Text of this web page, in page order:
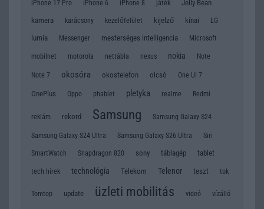
iPhone 17 Pro iPhone 6 iPhone 8 játék
Jelly Bean
kamera
karácsony kezelőfelület kijelző kínai
LG
lumia
Messenger mesterséges intelligencia Microsoft
mobilnet motorola nettábla nexus nokia Note
Note 7 okosóra okostelefon olcsó One UI 7
OnePlus Oppo phablet pletyka realme Redmi
reklám rekord Samsung Samsung Galaxy S24
Samsung Galaxy S24 Ultra Samsung Galaxy S26 Ultra Siri
SmartWatch Snapdragon 820 sony táblagép tablet
tech hírek technológia Telekom Telenor teszt tok
Tomtop update üzleti mobilitás videó vízálló